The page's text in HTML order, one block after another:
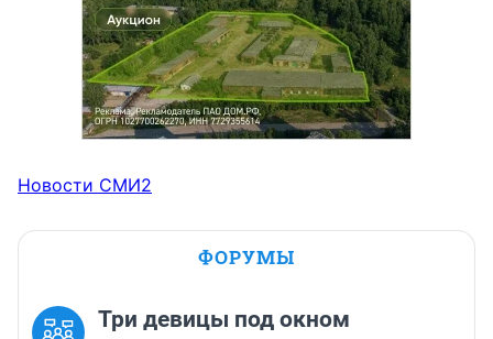
Новости СМИ2
ФОРУМЫ
Три девицы под окном